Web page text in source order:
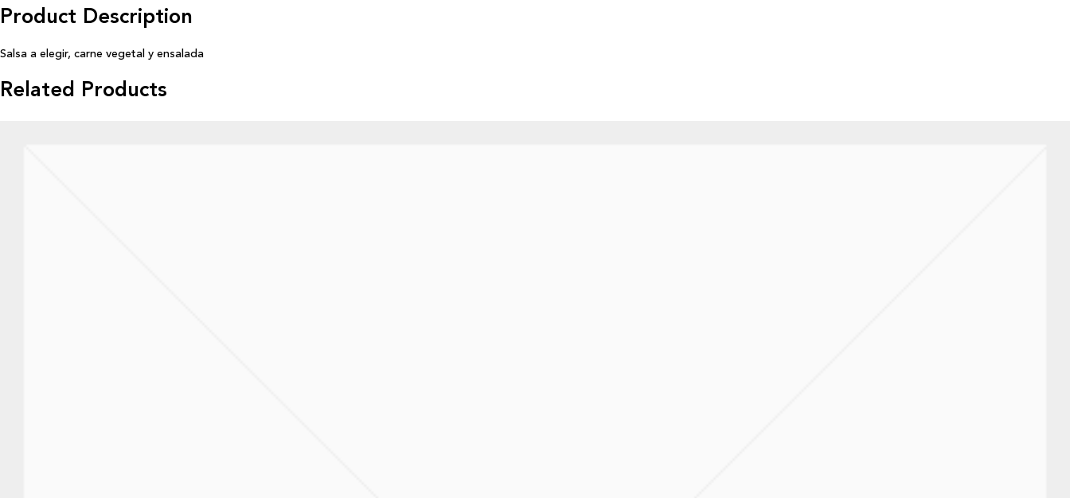
Product Description
Salsa a elegir, carne vegetal y ensalada
Related Products